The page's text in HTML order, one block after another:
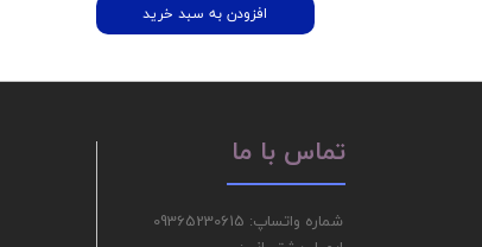
افزودن به سبد خرید
شماره واتساپ: 09365230615
تماس با ما